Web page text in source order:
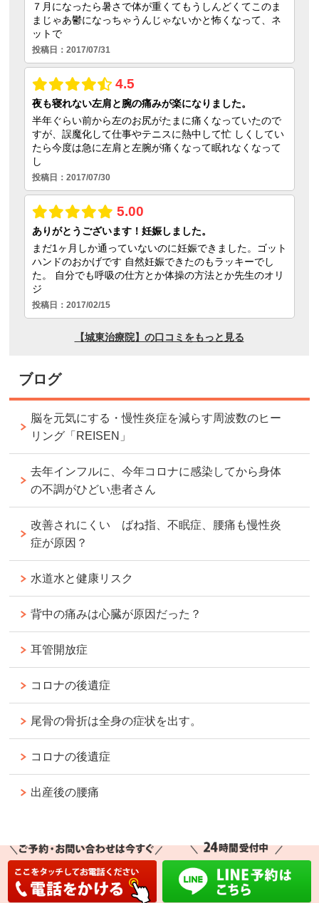
ブログ
脳を元気にする・慢性炎症を減らす周波数のヒー
リング「REISEN」
去年インフルに、今年コロナに感染してから身体
の不調がひどい患者さん
改善されにくい ばね指、不眠症、腰痛も慢性炎
症が原因？
水道水と健康リスク
背中の痛みは心臓が原因だった？
耳管開放症
コロナの後遺症
尾骨の骨折は全身の症状を出す。
コロナの後遺症
出産後の腰痛